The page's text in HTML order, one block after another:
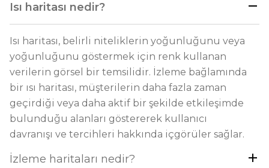
Isı haritası nedir?
Isı haritası, belirli niteliklerin yoğunluğunu veya
yoğunluğunu göstermek için renk kullanan
verilerin görsel bir temsilidir. İzleme bağlamında
bir ısı haritası, müşterilerin daha fazla zaman
geçirdiği veya daha aktif bir şekilde etkileşimde
bulunduğu alanları göstererek kullanıcı
davranışı ve tercihleri hakkında içgörüler sağlar.
İzleme haritaları nedir?